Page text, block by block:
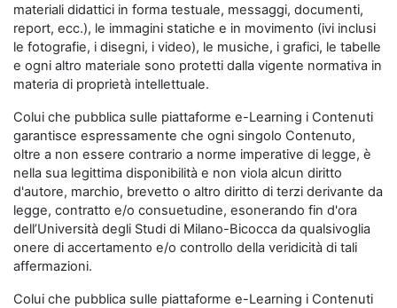
materiali didattici in forma testuale, messaggi, documenti,
report, ecc.), le immagini statiche e in movimento (ivi inclusi
le fotografie, i disegni, i video), le musiche, i grafici, le tabelle
e ogni altro materiale sono protetti dalla vigente normativa in
materia di proprietà intellettuale.
Colui che pubblica sulle piattaforme e-Learning i Contenuti
garantisce espressamente che ogni singolo Contenuto,
oltre a non essere contrario a norme imperative di legge, è
nella sua legittima disponibilità e non viola alcun diritto
d'autore, marchio, brevetto o altro diritto di terzi derivante da
legge, contratto e/o consuetudine, esonerando fin d'ora
dell’Università degli Studi di Milano-Bicocca da qualsivoglia
onere di accertamento e/o controllo della veridicità di tali
affermazioni.
Colui che pubblica sulle piattaforme e-Learning i Contenuti